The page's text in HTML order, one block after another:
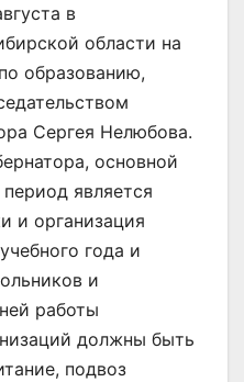
в
области на
образованию,
Сергея Нелюбова.
основной
является
и организация
года и
и
работы
должны быть
подвоз